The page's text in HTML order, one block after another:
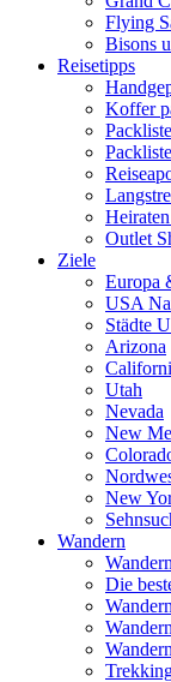
Flying
Bisons
Reisetipps
Koffer
Outlet
Ziele
Europa
USA
Städte
Arizona
Utah
Nevada
New
New
Wandern
Die